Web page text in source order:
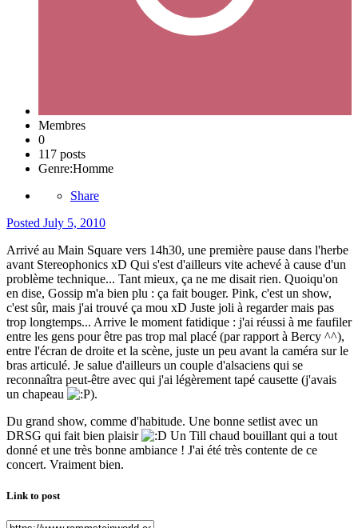
Membres
0
117 posts
Genre:Homme
Share
Posted July 5, 2010
Arrivé au Main Square vers 14h30, une première pause dans l'herbe
avant Stereophonics xD Qui s'est d'ailleurs vite achevé à cause d'un
problème technique... Tant mieux, ça ne me disait rien. Quoiqu'on
en dise, Gossip m'a bien plu : ça fait bouger. Pink, c'est un show,
c'est sûr, mais j'ai trouvé ça mou xD Juste joli à regarder mais pas
trop longtemps... Arrive le moment fatidique : j'ai réussi à me faufiler
entre les gens pour être pas trop mal placé (par rapport à Bercy ^^),
entre l'écran de droite et la scène, juste un peu avant la caméra sur le
bras articulé. Je salue d'ailleurs un couple d'alsaciens qui se
reconnaîtra peut-être avec qui j'ai légèrement tapé causette (j'avais
un chapeau
).
Du grand show, comme d'habitude. Une bonne setlist avec un
DRSG qui fait bien plaisir
Un Till chaud bouillant qui a tout
donné et une très bonne ambiance ! J'ai été très contente de ce
concert. Vraiment bien.
Link to post